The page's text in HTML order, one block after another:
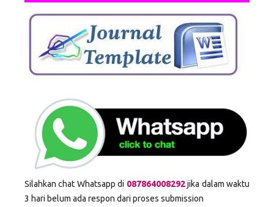
Silahkan chat Whatsapp di 087864008292jika dalam waktu
3 hari belum ada respon dari proses submission